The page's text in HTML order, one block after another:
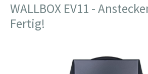
WALLBOX EV11 -
Fertig!